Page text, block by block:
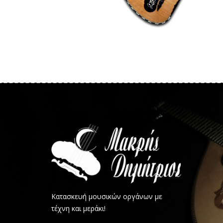
Κατασκευή μουσικών οργάνων με
τέχνη και μεράκι!